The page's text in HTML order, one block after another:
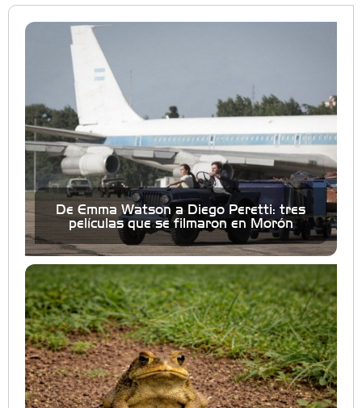
De Emma Watson a Diego Peretti: tres
películas que se filmaron en Morón